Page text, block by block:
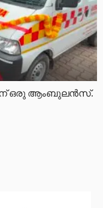
ഒരു ആംബുലൻസ്.